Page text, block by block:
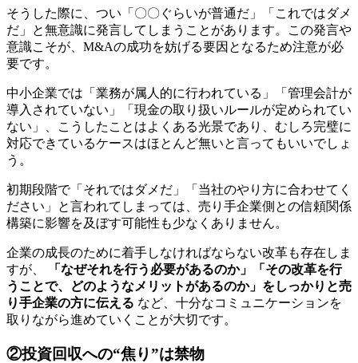
そうした際に、つい「〇〇ぐらいが普通だ」「これではダメ
だ」と無意識に発言してしまうことがあります。この発言や
意識こそが、M&Aの成功を妨げる要因となるため注意が必
要です。
中小企業では「業務が属人的に行われている」「管理会計が
導入されていない」「現金の取り扱いルールが定められてい
ない」、こうしたことはよくある光景であり、むしろ完璧に
対応できているケースはほとんど無いと言ってもいいでしょ
う。
初期段階で「それではダメだ」「当社のやり方に合わせてく
ださい」と言われてしまっては、売り手企業側との信頼関係
構築に影響を及ぼす可能性も少なくありません。
企業の成長のために着手しなければならない改革も存在しま
すが、
「なぜそれを行う必要があるのか」「その改革を行
うことで、どのようなメリットがあるのか」をしっかりと売
り手企業の方に伝える など、十分なコミュニケーションを
取りながら進めていくことが大切です。
②投資回収への“焦り”は禁物